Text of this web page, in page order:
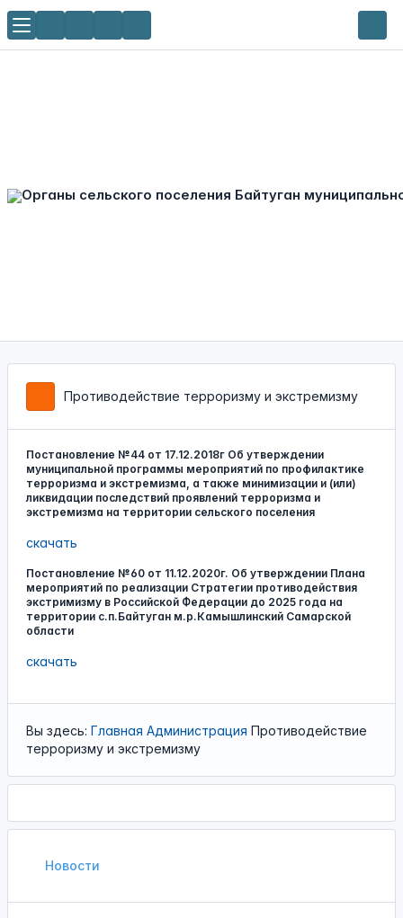
Противодействие терроризму и экстремизму
Постановление №44 от 17.12.2018г Об утверждении
муниципальной программы мероприятий по профилактике
терроризма и экстремизма, а также минимизации и (или)
ликвидации последствий проявлений терроризма и
экстремизма на территории сельского поселения
скачать
Постановление №60 от 11.12.2020г. Об утверждении Плана
мероприятий по реализации Стратегии противодействия
экстримизму в Российской Федерации до 2025 года на
территории с.п.Байтуган м.р.Камышлинский Самарской
области
скачать
Вы здесь: Главная Администрация Противодействие
терроризму и экстремизму
Новости